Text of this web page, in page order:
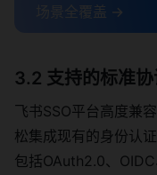
场景全覆盖 →
3.2 支持的标准
飞书SSO平台高度兼
松集成现有的身份认
包括OAuth2.0、